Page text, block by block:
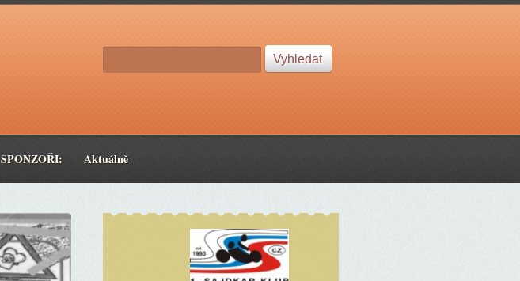
SPONZOŘI: Aktuálně